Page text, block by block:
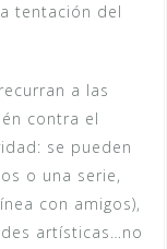
tentación del
a las
contra el
se pueden
o una serie,
con amigos),
artísticas…no